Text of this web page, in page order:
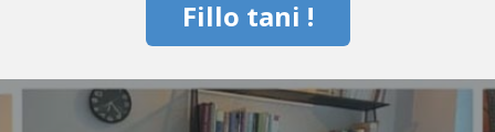
Fillo tani !